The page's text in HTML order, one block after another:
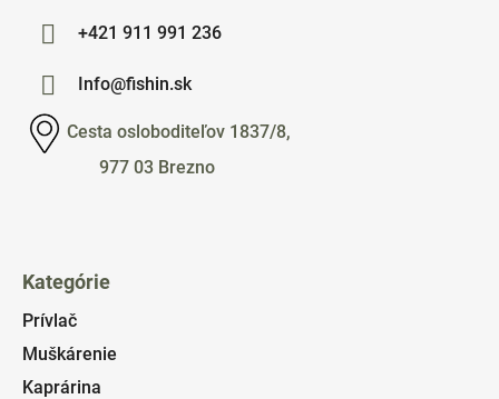
+421 911 991 236
Info@fishin.sk
Cesta osloboditeľov 1837/8,
977 03 Brezno
Kategórie
Prívlač
Muškárenie
Kaprárina